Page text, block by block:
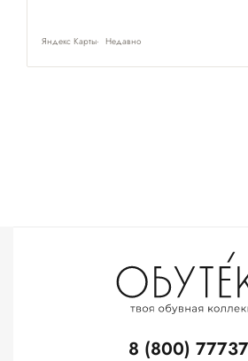
Яндекс Карты Недавно
8 (800)